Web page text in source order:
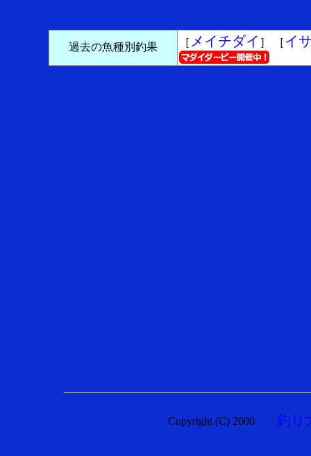
過去の魚種別釣果 ［ メイチダイ ］ ［ イ
Copyright (C) 2000 釣り